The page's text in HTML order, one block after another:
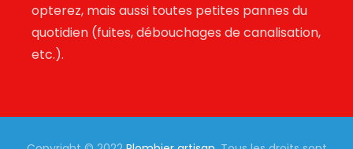
opterez, mais aussi toutes petites pannes du
quotidien (fuites, débouchages de canalisation,
etc.).